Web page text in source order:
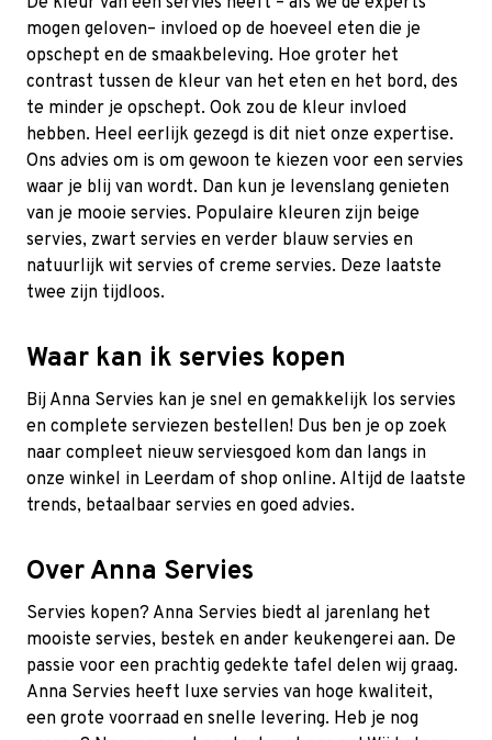
mogen geloven– invloed op de hoeveel eten die je
opschept en de smaakbeleving. Hoe groter het
contrast tussen de kleur van het eten en het bord, des
te minder je opschept. Ook zou de kleur invloed
hebben. Heel eerlijk gezegd is dit niet onze expertise.
Ons advies om is om gewoon te kiezen voor een servies
waar je blij van wordt. Dan kun je levenslang genieten
van je mooie servies. Populaire kleuren zijn beige
servies, zwart servies en verder blauw servies en
natuurlijk wit servies of creme servies. Deze laatste
twee zijn tijdloos.
Waar kan ik servies kopen
Bij Anna Servies kan je snel en gemakkelijk los servies
en complete serviezen bestellen! Dus ben je op zoek
naar compleet nieuw serviesgoed kom dan langs in
onze winkel in Leerdam of shop online. Altijd de laatste
trends, betaalbaar servies en goed advies.
Over Anna Servies
Servies kopen? Anna Servies biedt al jarenlang het
mooiste servies, bestek en ander keukengerei aan. De
passie voor een prachtig gedekte tafel delen wij graag.
Anna Servies heeft luxe servies van hoge kwaliteit,
een grote voorraad en snelle levering. Heb je nog